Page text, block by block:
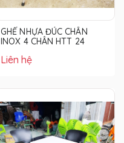
GHẾ NHỰA ĐÚC CHÂN
INOX 4 CHÂN HTT 24
Liên hệ